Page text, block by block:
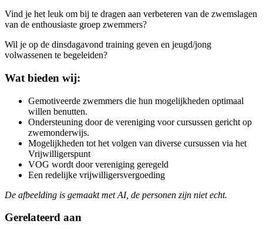
Vind je het leuk om bij te dragen aan verbeteren van de zwemslagen
van de enthousiaste groep zwemmers?
Wil je op de dinsdagavond training geven en jeugd/jong
volwassenen te begeleiden?
Wat bieden wij:
Gemotiveerde zwemmers die hun mogelijkheden optimaal
willen benutten.
Ondersteuning door de vereniging voor cursussen gericht op
zwemonderwijs.
Mogelijkheden tot het volgen van diverse cursussen via het
Vrijwilligerspunt
VOG wordt door vereniging geregeld
Een redelijke vrijwilligersvergoeding
De afbeelding is gemaakt met AI, de personen zijn niet echt.
Gerelateerd aan